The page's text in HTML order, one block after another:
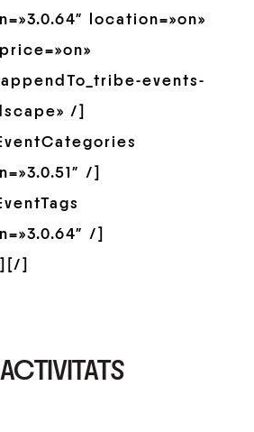
location=»on»
events-
/]
/]
/]
]